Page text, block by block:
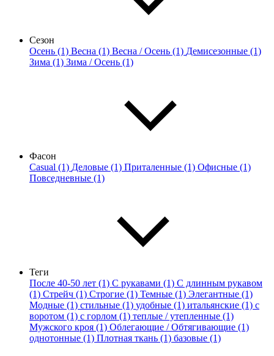
Сезон
Осень (1) Весна (1) Весна / Осень (1) Демисезонные (1)
Зима (1) Зима / Осень (1)
Фасон
Casual (1) Деловые (1) Приталенные (1) Офисные (1)
Повседневные (1)
Теги
После 40-50 лет (1) С рукавами (1) С длинным рукавом
(1) Стрейч (1) Строгие (1) Темные (1) Элегантные (1)
Модные (1) стильные (1) удобные (1) итальянские (1) с
воротом (1) с горлом (1) теплые / утепленные (1)
Мужского кроя (1) Облегающие / Обтягивающие (1)
однотонные (1) Плотная ткань (1) базовые (1)